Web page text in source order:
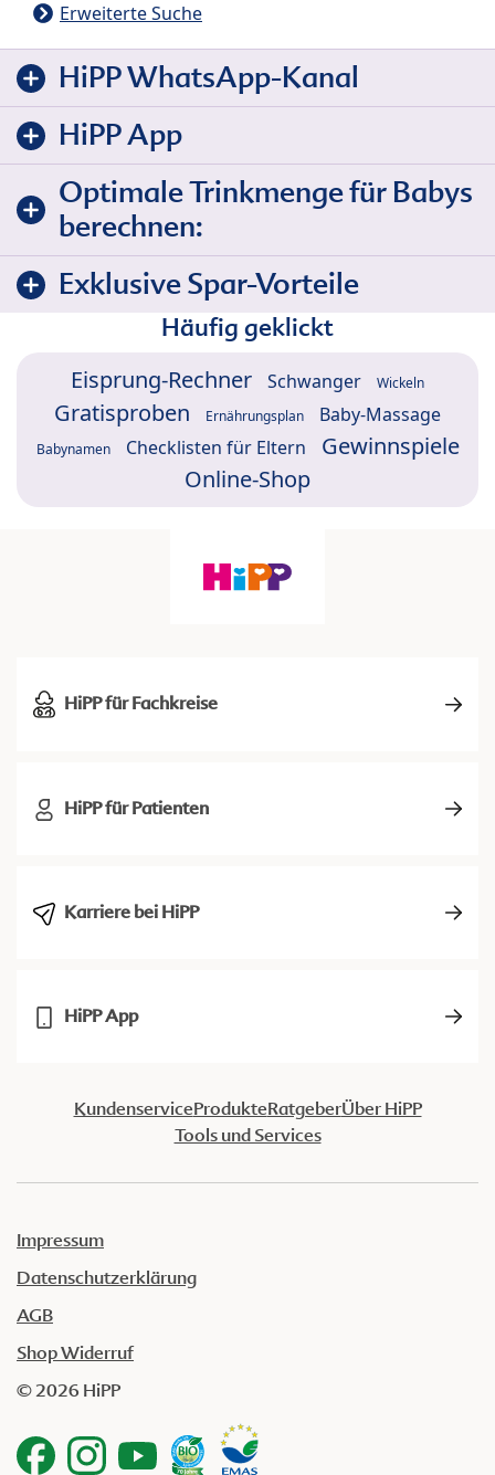
Erweiterte Suche
HiPP WhatsApp-Kanal
HiPP App
Optimale Trinkmenge für Babys
berechnen:
Exklusive Spar-Vorteile
Häufig geklickt
Eisprung-Rechner Schwanger Wickeln
Gratisproben Ernährungsplan Baby-Massage
Babynamen Checklisten für Eltern
Gewinnspiele
Online-Shop
HiPP für Fachkreise
HiPP für Patienten
Karriere bei HiPP
HiPP App
KundenserviceProdukteRatgeberÜber HiPP
Tools und Services
Impressum
Datenschutzerklärung
AGB
Shop Widerruf
© 2026 HiPP